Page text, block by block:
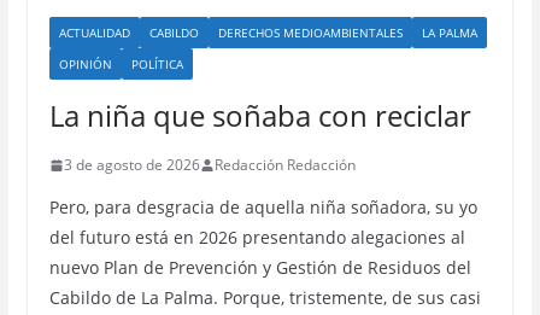
ACTUALIDAD CABILDO DERECHOS MEDIOAMBIENTALES
LA PALMA
OPINIÓN
POLÍTICA
La niña que soñaba con reciclar
3 de agosto de 2026 Redacción Redacción
Pero, para desgracia de aquella niña soñadora, su yo
del futuro está en 2026 presentando alegaciones al
nuevo Plan de Prevención y Gestión de Residuos del
Cabildo de La Palma. Porque, tristemente, de sus casi